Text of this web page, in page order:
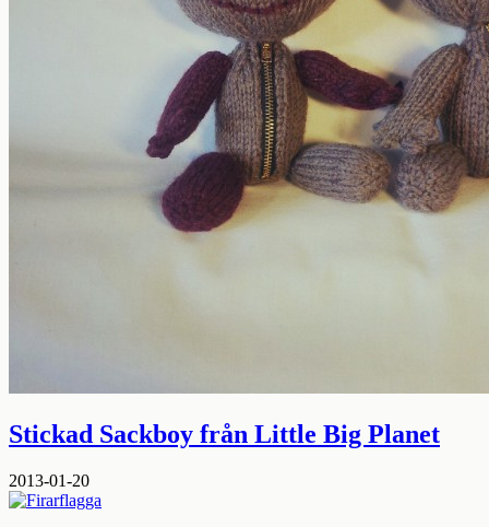
Stickad Sackboy från Little Big Planet
2013-01-20